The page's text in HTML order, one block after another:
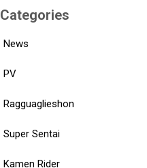
Categories
News
PV
Ragguaglieshon
Super Sentai
Kamen Rider